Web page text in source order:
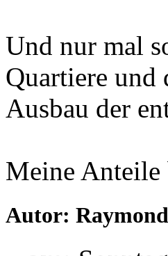
Und nur mal
Quartiere und
Ausbau der
Meine Anteile
Autor: Raymond